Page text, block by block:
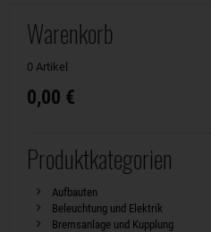
Warenkorb
0 Artikel
0,00 €
Produktkategorien
Aufbauten
Beleuchtung und Elektrik
Bremsanlage und Kupplung